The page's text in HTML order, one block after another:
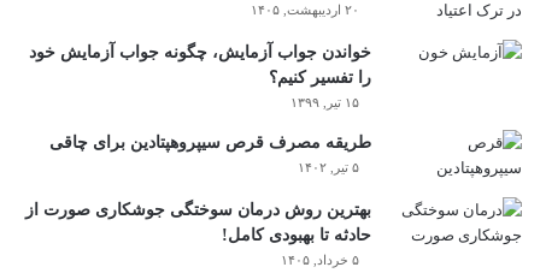
۲۰ اردیبهشت, ۱۴۰۵
خواندن جواب آزمایش، چگونه جواب آزمایش خود
را تفسیر کنیم؟
۱۵ تیر, ۱۳۹۹
طریقه مصرف قرص سیپروهپتادین برای چاقی
۵ تیر, ۱۴۰۲
بهترین روش درمان سوختگی جوشکاری صورت از
حادثه تا بهبودی کامل!
۵ خرداد, ۱۴۰۵